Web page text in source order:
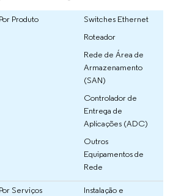
Por Produto
Switches Ethernet
Roteador
Rede de Área de
Armazenamento
(SAN)
Controlador de
Entrega de
Aplicações (ADC)
Outros
Equipamentos de
Rede
Por Serviços
Instalação e